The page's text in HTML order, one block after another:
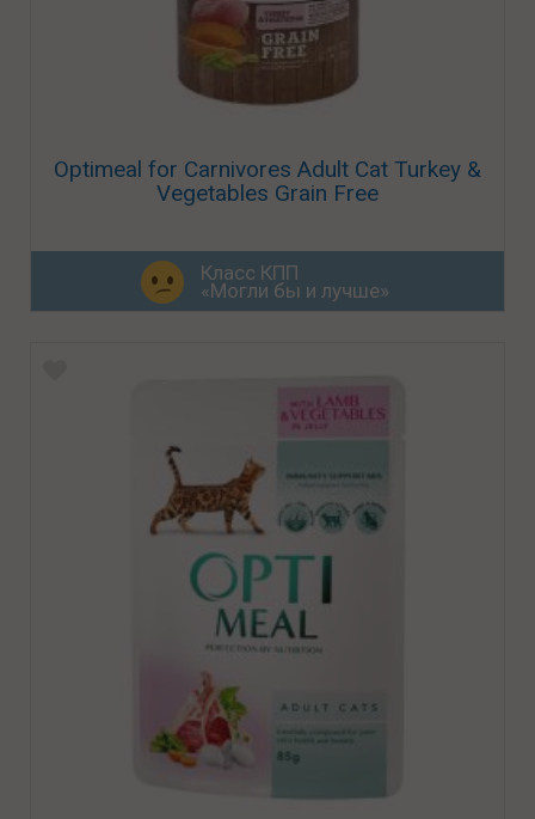
Optimeal for Carnivores Adult Cat Turkey &
Vegetables Grain Free
Класс КПП
«Могли бы и лучше»